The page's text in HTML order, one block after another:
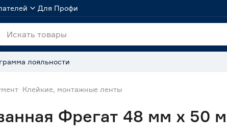
Для Профи
лояльности
Клейкие, монтажные ленты
Фрегат 48 мм x 50 м